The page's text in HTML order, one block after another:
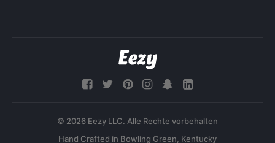
© 2026 Eezy LLC. Alle Rechte vorbehalten